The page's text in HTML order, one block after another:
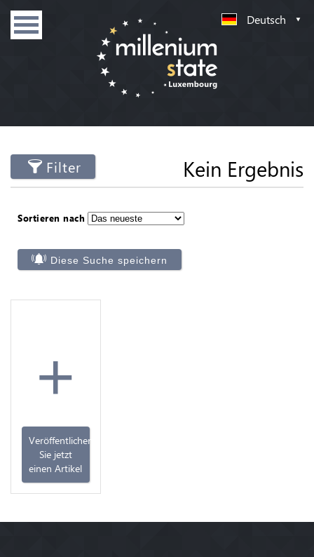
Deutsch
Filter Kein Ergebnis
Sortieren nach
Diese Suche speichern
+
Veröffentlichen
Sie jetzt
einen Artikel